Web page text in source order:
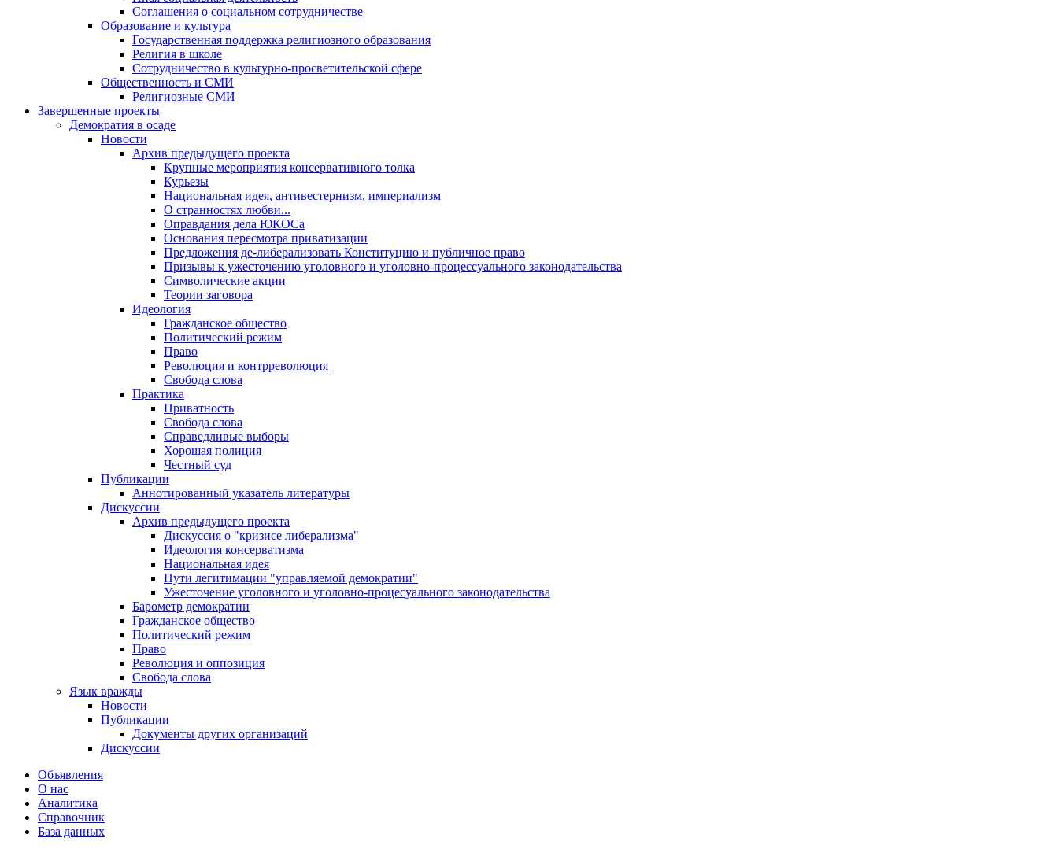
Соглашения о социальном сотрудничестве
Образование и культура
Государственная поддержка религиозного образования
Религия в школе
Сотрудничество в культурно-просветительской сфере
Общественность и СМИ
Религиозные СМИ
Завершенные проекты
Демократия в осаде
Новости
Архив предыдущего проекта
Крупные мероприятия консервативного толка
Курьезы
Национальная идея, антивестернизм, империализм
О странностях любви...
Оправдания дела ЮКОСа
Основания пересмотра приватизации
Предложения де-либерализовать Конституцию и публичное право
Призывы к ужесточению уголовного и уголовно-процессуального законодательства
Символические акции
Теории заговора
Идеология
Гражданское общество
Политический режим
Право
Революция и контрреволюция
Свобода слова
Практика
Приватность
Свобода слова
Справедливые выборы
Хорошая полиция
Честный суд
Публикации
Аннотированный указатель литературы
Дискуссии
Архив предыдущего проекта
Дискуссия о "кризисе либерализма"
Идеология консерватизма
Национальная идея
Пути легитимации "управляемой демократии"
Ужесточение уголовного и уголовно-процесуального законодательства
Барометр демократии
Гражданское общество
Политический режим
Право
Революция и оппозиция
Свобода слова
Язык вражды
Новости
Публикации
Документы других организаций
Дискуссии
Объявления
О нас
Аналитика
Справочник
База данных